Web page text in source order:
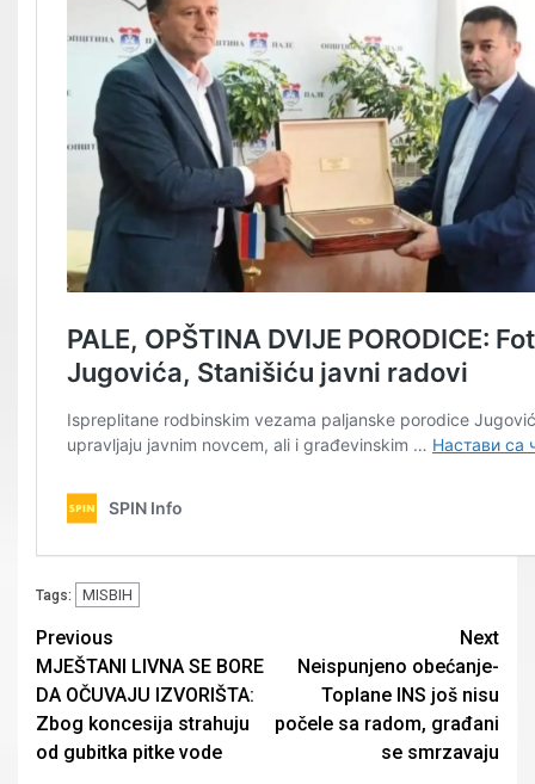
Tags: MISBIH
Continue
Reading
Previous
MJEŠTANI LIVNA SE BORE
DA OČUVAJU IZVORIŠTA:
Zbog koncesija strahuju
od gubitka pitke vode
Next
Neispunjeno obećanje-
Toplane INS još nisu
počele sa radom, građani
se smrzavaju